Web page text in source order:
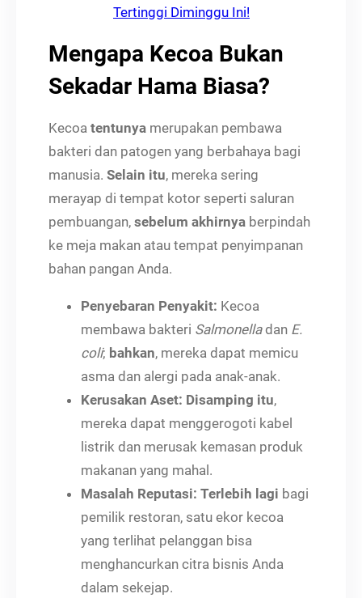
Tertinggi Diminggu Ini!
Mengapa Kecoa Bukan
Sekadar Hama Biasa?
Kecoa tentunya merupakan pembawa
bakteri dan patogen yang berbahaya bagi
manusia. Selain itu, mereka sering
merayap di tempat kotor seperti saluran
pembuangan, sebelum akhirnya berpindah
ke meja makan atau tempat penyimpanan
bahan pangan Anda.
Penyebaran Penyakit: Kecoa
membawa bakteri Salmonelladan E.
coli; bahkan, mereka dapat memicu
asma dan alergi pada anak-anak.
Kerusakan Aset: Disamping itu,
mereka dapat menggerogoti kabel
listrik dan merusak kemasan produk
makanan yang mahal.
Masalah Reputasi: Terlebih lagi bagi
pemilik restoran, satu ekor kecoa
yang terlihat pelanggan bisa
menghancurkan citra bisnis Anda
dalam sekejap.